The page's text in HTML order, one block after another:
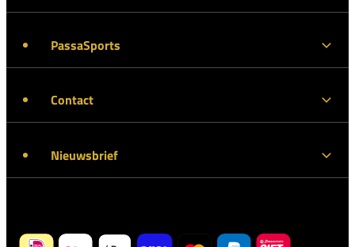
PassaSports
Contact
Nieuwsbrief